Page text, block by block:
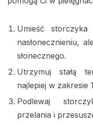
Umieść
nasłonecznieniu,
słonecznego.
Utrzymuj stałą
najlepiej w zakresie
Podlewaj
przelania i